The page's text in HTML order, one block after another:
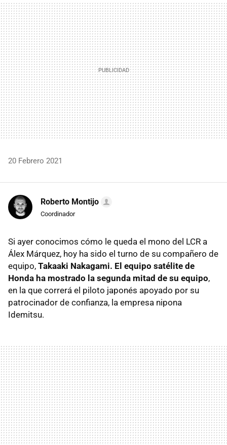
MAIL
20 Febrero 2021
Roberto Montijo
Coordinador
Si ayer conocimos cómo le queda el mono del LCR a
Álex Márquez, hoy ha sido el turno de su compañero de
equipo, Takaaki Nakagami. El equipo satélite de
Honda ha mostrado la segunda mitad de su equipo,
en la que correrá el piloto japonés apoyado por su
patrocinador de confianza, la empresa nipona
Idemitsu.